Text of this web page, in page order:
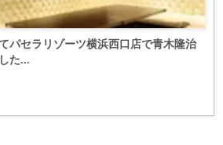
パセラリゾーツ横浜西口店で青木隆治
た...